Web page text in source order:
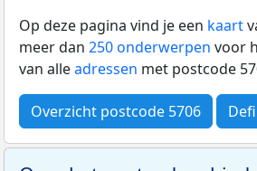
Op deze pagina vind je een kaart
meer dan 250 onderwerpen voor
van alleadressen met postcode
Overzicht postcode 5706